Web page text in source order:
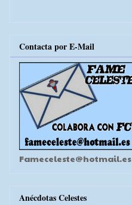
Contacta por E-Mail
Fameceleste@hotmail.es
Anécdotas Celestes